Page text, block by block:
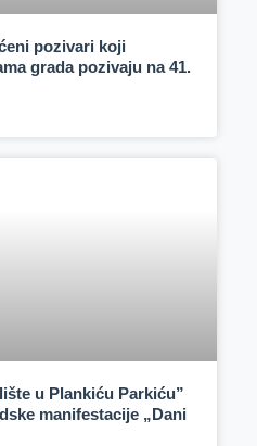
pozivari koji
grada pozivaju na 41.
u Plankiću Parkiću”
manifestacije „Dani